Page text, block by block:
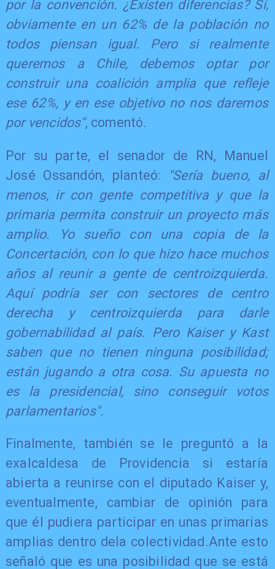
por la convención. ¿Existen diferencias? Sí,
obviamente en un 62% de la población no
todos piensan igual. Pero si realmente
queremos a Chile, debemos optar por
construir una coalición amplia que refleje
ese 62%, y en ese objetivo no nos daremos
por vencidos", comentó.
Por su parte, el senador de RN, Manuel
José Ossandón, planteó:
"Sería bueno, al
menos, ir con gente competitiva y que la
primaria permita construir un proyecto más
amplio. Yo sueño con una copia de la
Concertación, con lo que hizo hace muchos
años al reunir a gente de centroizquierda.
Aquí podría ser con sectores de centro
derecha y centroizquierda para darle
gobernabilidad al país. Pero Kaiser y Kast
saben que no tienen ninguna posibilidad;
están jugando a otra cosa. Su apuesta no
es la presidencial, sino conseguir votos
parlamentarios".
Finalmente, también se le preguntó a la
exalcaldesa de Providencia si estaría
abierta a reunirse con el diputado Kaiser y,
eventualmente, cambiar de opinión para
que él pudiera participar en unas primarias
amplias dentro dela colectividad.Ante esto
señaló que es una posibilidad que se está